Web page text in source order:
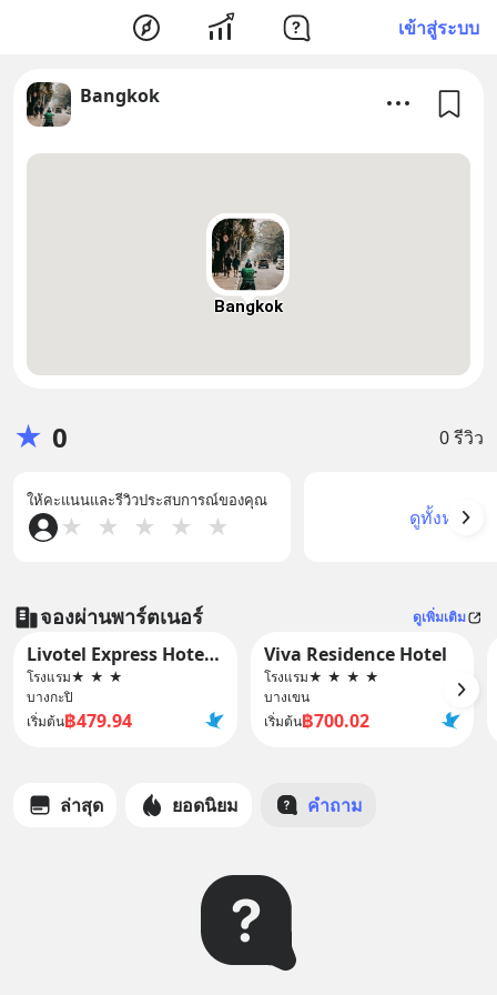
เข้าสู่ระบบ
Bangkok
Bangkok
★ 0 0 รีวิว
ให้คะแนนและรีวิวประสบการณ์ของคุณ
★ ★ ★ ★ ★ ดูทั้งหมด
จองผ่านพาร์ตเนอร์ ดูเพิ่มเติม
Livotel Express Hotel Ramkhamhaeng 50 Bangkok - No Parking
โรงแรม★ ★ ★
บางกะปิ
เริ่มต้น฿479.94
Viva Residence Hotel
โรงแรม★ ★ ★ ★
บางเขน
เริ่มต้น฿700.02
ล่าสุด ยอดนิยม คำถาม